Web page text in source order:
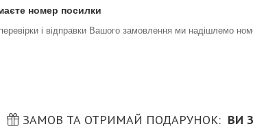
номер посилки
і відправки Вашого замовлення ми надішлемо
ЗАМОВ ТА ОТРИМАЙ ПОДАРУНОК ВИ